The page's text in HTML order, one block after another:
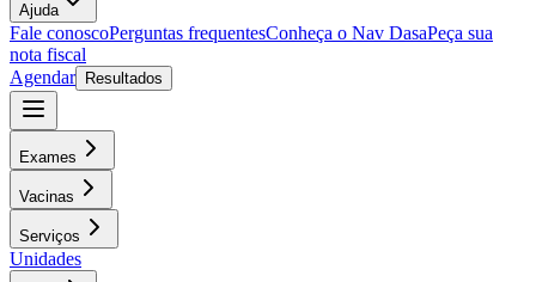
Ajuda
Fale conoscoPerguntas frequentesConheça o Nav DasaPeça sua
nota fiscal
Agendar
Resultados
Exames
Vacinas
Serviços
Unidades